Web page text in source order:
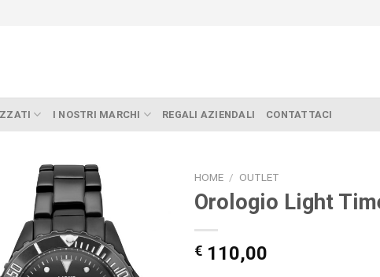
I NOSTRI MARCHI REGALI AZIENDALI CONTATTACI
HOME / OUTLET
Orologio Light
€110,00